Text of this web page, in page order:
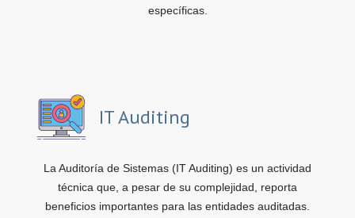
específicas.
IT Auditing
La Auditoría de Sistemas (IT Auditing) es un actividad
técnica que, a pesar de su complejidad, reporta
beneficios importantes para las entidades auditadas.